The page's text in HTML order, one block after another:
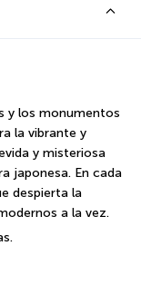
y los monumentos
la vibrante y
y misteriosa
japonesa. En cada
despierta la
a la vez.